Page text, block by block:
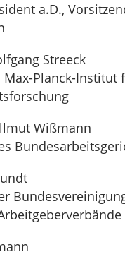
a.D.,
Streeck
Planck-Institut
Wißmann